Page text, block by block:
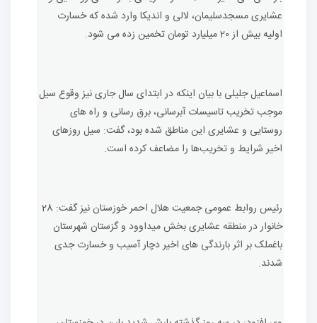
عشایری مسجدسلیمان، لالی و اندیکا وارد شده که خسارت
اولیه بیش از 20 میلیارد تومان تخمین زده می شود.
اسماعیل جلیلی با بیان اینکه در ابتدای سال جاری نیز وقوع سیل
موجب تخریب تاسیسات آبرسانی، برق رسانی و راه های
روستایی و عشایری این مناطق شده بود، گفت: سیل روزهای
اخیر شرایط و تخریب‌ها را مضاعف کرده است.
رئیس روابط عمومی جمعیت هلال احمر خوزستان نیز گفت: 28
خانوار در منطقه عشایری بخش میداوود و گزستان شهرستان
باغملک بر اثر بارندگی های اخیر دچار آسیب و خسارت جدی
شدند.